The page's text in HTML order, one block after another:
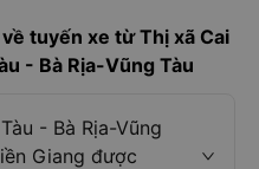
tuyến xe từ Thị xã Cai
- Bà Rịa-Vũng Tàu
- Bà Rịa-Vũng
Giang được